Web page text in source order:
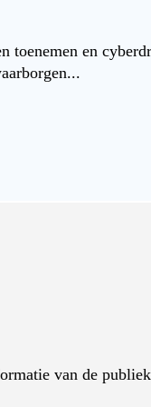
toenemen en
van de